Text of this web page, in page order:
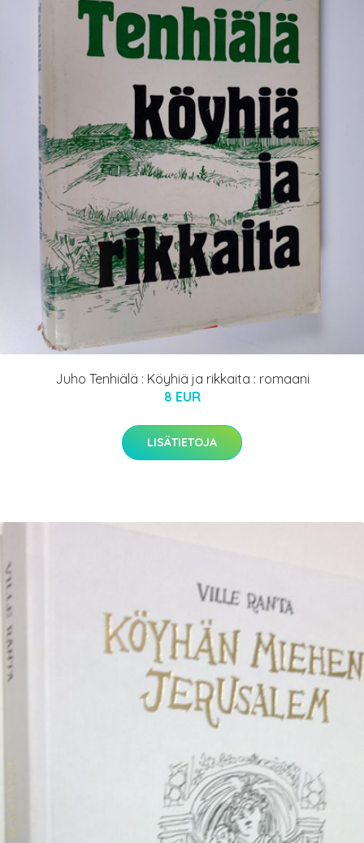
Juho Tenhiälä : Köyhiä ja rikkaita : romaani
8 EUR
LISÄTIETOJA